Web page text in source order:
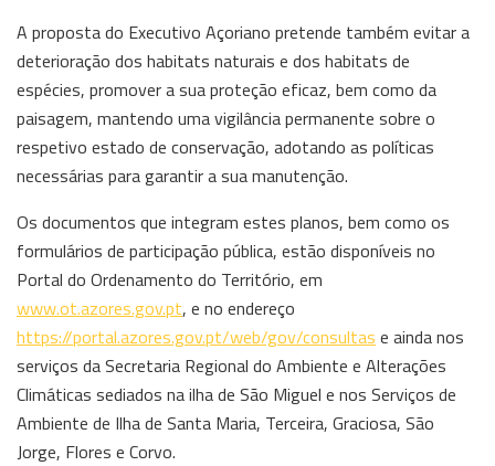
A proposta do Executivo Açoriano pretende também evitar a
deterioração dos habitats naturais e dos habitats de
espécies, promover a sua proteção eficaz, bem como da
paisagem, mantendo uma vigilância permanente sobre o
respetivo estado de conservação, adotando as políticas
necessárias para garantir a sua manutenção.
Os documentos que integram estes planos, bem como os
formulários de participação pública, estão disponíveis no
Portal do Ordenamento do Território, em
www.ot.azores.gov.pt, e no endereço
https://portal.azores.gov.pt/web/gov/consultas e ainda nos
serviços da Secretaria Regional do Ambiente e Alterações
Climáticas sediados na ilha de São Miguel e nos Serviços de
Ambiente de Ilha de Santa Maria, Terceira, Graciosa, São
Jorge, Flores e Corvo.